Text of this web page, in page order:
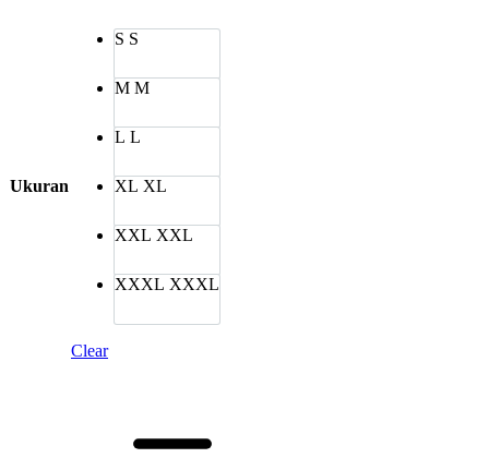
Ukuran
S S
M M
L L
XL XL
XXL XXL
XXXL XXXL
Clear